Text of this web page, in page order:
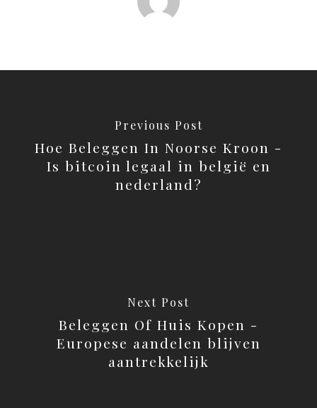
Previous Post
Hoe Beleggen In Noorse Kroon -
Is bitcoin legaal in belgië en
nederland?
Next Post
Beleggen Of Huis Kopen -
Europese aandelen blijven
aantrekkelijk